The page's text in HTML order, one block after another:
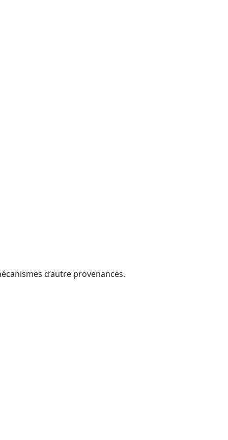
d’autre provenances.